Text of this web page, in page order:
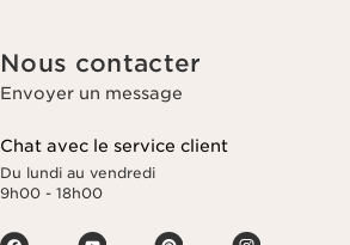
Nous contacter
Envoyer un message
Chat avec le service client
Du lundi au vendredi
9h00 - 18h00